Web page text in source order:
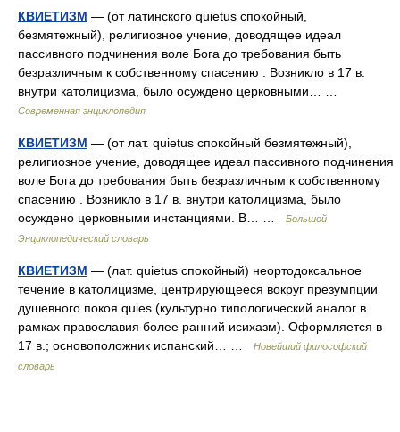
КВИЕТИЗМ — (от латинского quietus спокойный,
безмятежный), религиозное учение, доводящее идеал
пассивного подчинения воле Бога до требования быть
безразличным к собственному спасению . Возникло в 17 в.
внутри католицизма, было осуждено церковными… …
Современная энциклопедия
КВИЕТИЗМ — (от лат. quietus спокойный безмятежный),
религиозное учение, доводящее идеал пассивного подчинения
воле Бога до требования быть безразличным к собственному
спасению . Возникло в 17 в. внутри католицизма, было
осуждено церковными инстанциями. В… …
Большой
Энциклопедический словарь
КВИЕТИЗМ — (лат. quietus спокойный) неортодоксальное
течение в католицизме, центрирующееся вокруг презумпции
душевного покоя quies (культурно типологический аналог в
рамках православия более ранний исихазм). Оформляется в
17 в.; основоположник испанский… …
Новейший философский
словарь